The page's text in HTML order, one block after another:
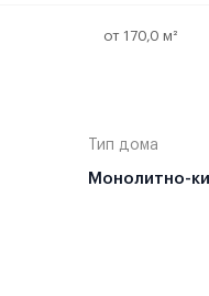
от 170,0 м²
Тип дома
Монолитно-